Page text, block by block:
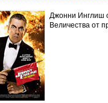
Джонни Инглиш
Величества от